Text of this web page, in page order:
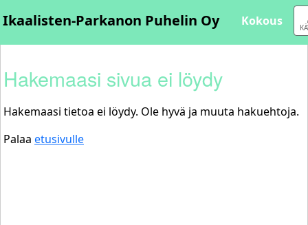
Kokous
Hakemaasi sivua ei löydy
Hakemaasi tietoa ei löydy. Ole hyvä ja muuta hakuehtoja.
Palaa etusivulle